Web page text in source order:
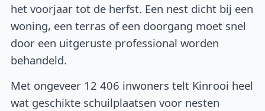
het voorjaar tot de herfst. Een nest dicht bij een
woning, een terras of een doorgang moet snel
door een uitgeruste professional worden
behandeld.
Met ongeveer 12 406 inwoners telt Kinrooi heel
wat geschikte schuilplaatsen voor nesten